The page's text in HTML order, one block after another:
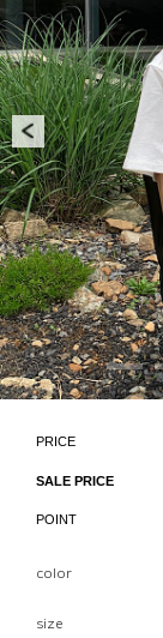
PRICE
SALE PRICE
POINT
color
size